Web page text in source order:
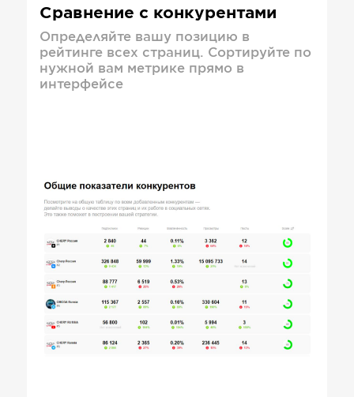
Сравнение с конкурентами
Определяйте вашу позицию в
рейтинге всех страниц. Сортируйте по
нужной вам метрике прямо в
интерфейсе